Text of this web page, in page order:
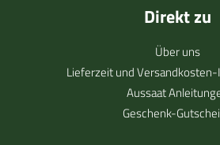
Direkt zu
Über uns
Lieferzeit und
Aussaat
Geschenk-